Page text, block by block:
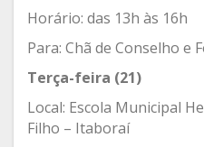
Horário: das 13h às 16h
Para: Chã de Conselho e
Terça-feira (21)
Local: Escola Municipal
Filho – Itaboraí